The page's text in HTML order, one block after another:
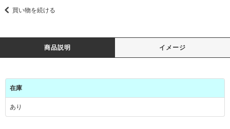
買い物を続ける
商品説明 イメージ
在庫
あり